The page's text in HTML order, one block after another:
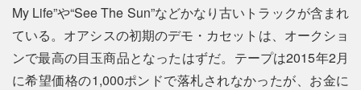
My Life”や“See The Sun”などかなり古いトラックが含まれ
ている。オアシスの初期のデモ・カセットは、オークショ
ンで最高の目玉商品となったはずだ。テープは2015年2月
に希望価格の1,000ポンドで落札されなかったが、お金に